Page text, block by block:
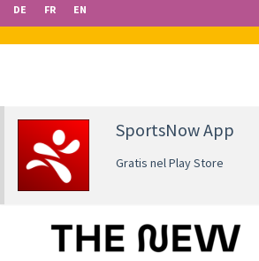
DE FR EN
SportsNow App
Gratis nel Play Store